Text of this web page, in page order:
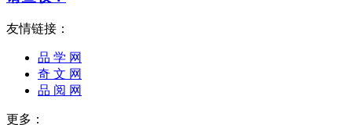
友情链接：
品 学 网
奇 文 网
品 阅 网
更多：